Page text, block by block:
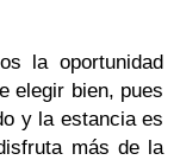
la oportunidad
elegir bien, pues
y la estancia es
más de la